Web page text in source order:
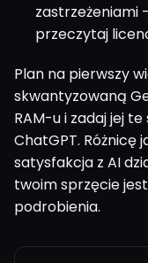
zastrzeżeniami
przeczytaj
Plan na pierwszy
skwantyzowaną
RAM-u i zadaj jej
ChatGPT. Różnicę
satysfakcja z AI
twoim sprzęcie
podrobienia.